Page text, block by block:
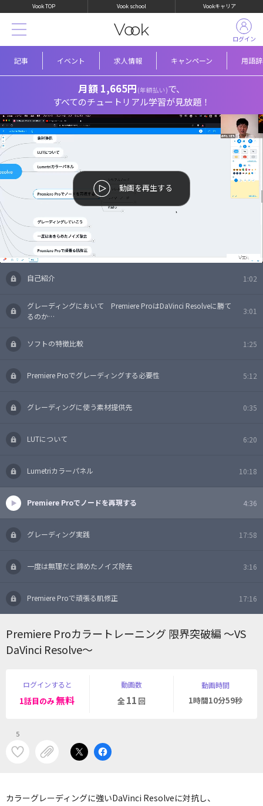
Vook TOP Vook school Vookキャリア
記事 イベント 求人情報 キャンペーン 用語
ログイン
月額 1,665円 (年額払い)で、
すべてのチュートリアル学習が見放題！
自己紹介 1:02
グレーディングにおいて Premiere ProはDaVinci Resolveに勝て
るのか…
3:01
ソフトの特徴比較 1:25
Premiere Proでグレーディングする必要性 5:12
グレーディングに使う素材提供先 0:35
LUTについて 6:20
Lumetriカラーパネル 10:18
Premiere Proでノードを再現する 4:36
グレーディング実践 17:58
一度は無理だと諦めたノイズ除去 3:16
Premiere Proで頑張る肌修正 17:16
Premiere Proカラートレーニング 限界突破編 〜VS
DaVinci Resolve〜
ログインすると
1話目のみ無料
動画数
全11 回
動画時間
1時間10分59秒
5
カラーグレーディングに強いDaVinci Resolveに対抗し、
動画を再生する